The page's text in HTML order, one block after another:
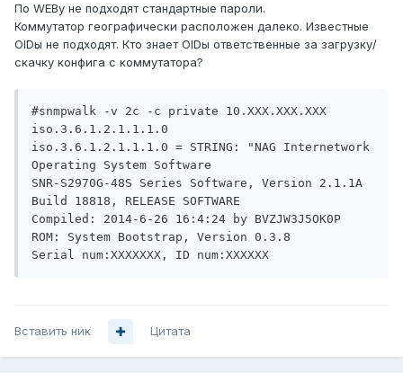
По WEBу не подходят стандартные пароли.
Коммутатор географически расположен далеко. Известные
OIDы не подходят. Кто знает OIDы ответственные за загрузку/
скачку конфига с коммутатора?
#snmpwalk -v 2c -c private 10.XXX.XXX.XXX
iso.3.6.1.2.1.1.1.0
iso.3.6.1.2.1.1.1.0 = STRING: "NAG Internetwork
Operating System Software
SNR-S2970G-48S Series Software, Version 2.1.1A
Build 18818, RELEASE SOFTWARE
Compiled: 2014-6-26 16:4:24 by BVZJW3J5OK0P
ROM: System Bootstrap, Version 0.3.8
Serial num:ХХХХХХХ, ID num:ХХХХХХ
Вставить ник Цитата